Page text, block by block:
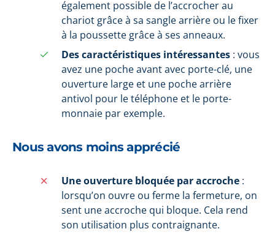
également possible de l’accrocher au
chariot grâce à sa sangle arrière ou le fixer
à la poussette grâce à ses anneaux.
Des caractéristiques intéressantes : vous
avez une poche avant avec porte-clé, une
ouverture large et une poche arrière
antivol pour le téléphone et le porte-
monnaie par exemple.
Nous avons moins apprécié
Une ouverture bloquée par accroche :
lorsqu’on ouvre ou ferme la fermeture, on
sent une accroche qui bloque. Cela rend
son utilisation plus contraignante.